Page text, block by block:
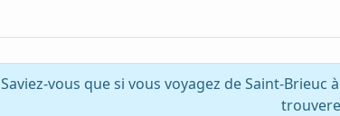
Saviez-vous que si vous voyagez de Saint-